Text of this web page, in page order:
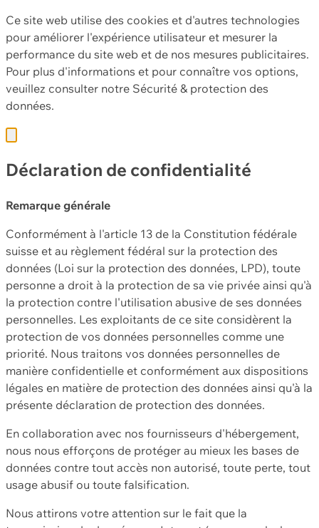
Ce site web utilise des cookies et d'autres technologies
pour améliorer l'expérience utilisateur et mesurer la
performance du site web et de nos mesures publicitaires.
Pour plus d'informations et pour connaître vos options,
veuillez consulter notre Sécurité & protection des
données.
Déclaration de confidentialité
Remarque générale
Conformément à l'article 13 de la Constitution fédérale
suisse et au règlement fédéral sur la protection des
données (Loi sur la protection des données, LPD), toute
personne a droit à la protection de sa vie privée ainsi qu'à
la protection contre l'utilisation abusive de ses données
personnelles. Les exploitants de ce site considèrent la
protection de vos données personnelles comme une
priorité. Nous traitons vos données personnelles de
manière confidentielle et conformément aux dispositions
légales en matière de protection des données ainsi qu'à la
présente déclaration de protection des données.
En collaboration avec nos fournisseurs d'hébergement,
nous nous efforçons de protéger au mieux les bases de
données contre tout accès non autorisé, toute perte, tout
usage abusif ou toute falsification.
Nous attirons votre attention sur le fait que la